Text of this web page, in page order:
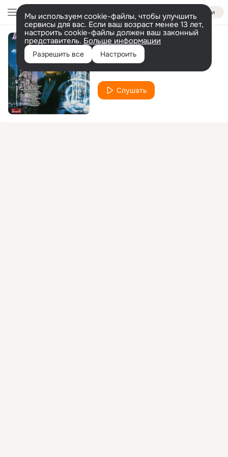
Войти
Мы используем cookie-файлы, чтобы улучшить
сервисы для вас. Если ваш возраст менее 13 лет,
настроить cookie-файлы должен ваш законный
представитель. Больше информации
Разрешить все Настроить
I Know Why
Слушать